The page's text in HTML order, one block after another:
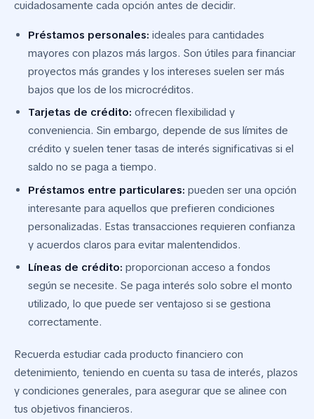
cuidadosamente cada opción antes de decidir.
Préstamos personales: ideales para cantidades
mayores con plazos más largos. Son útiles para financiar
proyectos más grandes y los intereses suelen ser más
bajos que los de los microcréditos.
Tarjetas de crédito: ofrecen flexibilidad y
conveniencia. Sin embargo, depende de sus límites de
crédito y suelen tener tasas de interés significativas si el
saldo no se paga a tiempo.
Préstamos entre particulares: pueden ser una opción
interesante para aquellos que prefieren condiciones
personalizadas. Estas transacciones requieren confianza
y acuerdos claros para evitar malentendidos.
Líneas de crédito: proporcionan acceso a fondos
según se necesite. Se paga interés solo sobre el monto
utilizado, lo que puede ser ventajoso si se gestiona
correctamente.
Recuerda estudiar cada producto financiero con
detenimiento, teniendo en cuenta su tasa de interés, plazos
y condiciones generales, para asegurar que se alinee con
tus objetivos financieros.